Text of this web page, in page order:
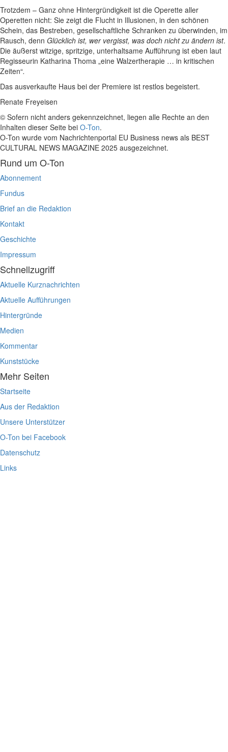
Trotzdem – Ganz ohne Hintergründigkeit ist die Operette aller
Operetten nicht: Sie zeigt die Flucht in Illusionen, in den schönen
Schein, das Bestreben, gesellschaftliche Schranken zu überwinden, im
Rausch, denn Glücklich ist, wer vergisst, was doch nicht zu ändern ist.
Die äußerst witzige, spritzige, unterhaltsame Aufführung ist eben laut
Regisseurin Katharina Thoma „eine Walzertherapie … in kritischen
Zeiten“.
Das ausverkaufte Haus bei der Premiere ist restlos begeistert.
Renate Freyeisen
© Sofern nicht anders gekennzeichnet, liegen alle Rechte an den
Inhalten dieser Seite bei O-Ton.
O-Ton wurde vom Nachrichtenportal EU Business news als BEST
CULTURAL NEWS MAGAZINE 2025 ausgezeichnet.
Rund um O-Ton
Abonnement
Fundus
Brief an die Redaktion
Kontakt
Geschichte
Impressum
Schnellzugriff
Aktuelle Kurznachrichten
Aktuelle Aufführungen
Hintergründe
Medien
Kommentar
Kunststücke
Mehr Seiten
Startseite
Aus der Redaktion
Unsere Unterstützer
O-Ton bei Facebook
Datenschutz
Links